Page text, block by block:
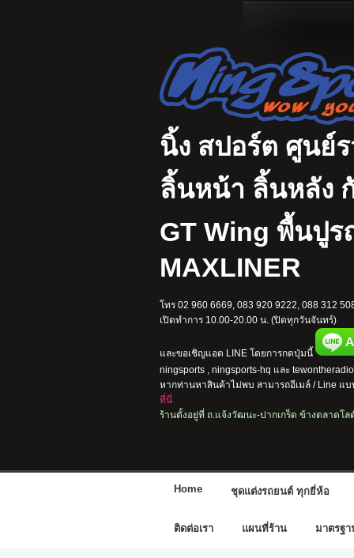
นิ้ง สปอร์ต ศูนย์
ลิ้นหน้า ลิ้นหลัง
GT Wing พื้นปูร
MAXLINER
โทร 02 960 6669, 083 920 9222, 088 312
เปิดทำการ 10.00-20.00 น. (ปิดทุกวันจันทร์)
และขอเชิญแอด LINE โดยการกดปุ่มนี้
ningsports , ningsports-hq และ
หากท่านหาสินค้าไม่พบ สามารถอีเมล์ / Line แ
ที่นี่
ร้านตั้งอยู่ที่ ถ.แจ้งวัฒนะ-ปากเกร็ด ข้างตลาดโล
Home ชุดแต่งรถยนต์ ทุกยี่ห้อ
ติดต่อเรา แผนที่ร้าน มาตรฐ